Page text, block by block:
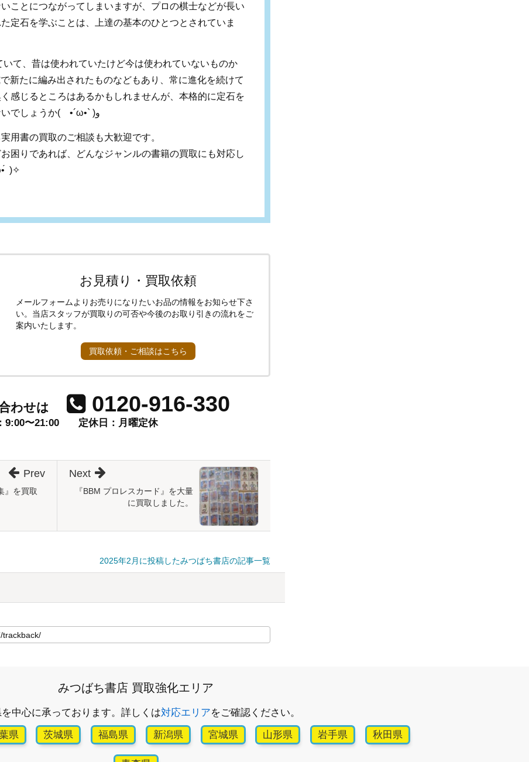
ことにつながってしまいますが、プロの棋士などが長い
定石を学ぶことは、上達の基本のひとつとされていま
て、昔は使われていたけど今は使われていないものか
新たに編み出されたものなどもあり、常に進化を続けて
感じるところはあるかもしれませんが、本格的に定石を
勉強する際の助けとなるのではないでしょうか( •´ω•` )ﻭ
用書の買取のご相談も大歓迎です。
困りであれば、どんなジャンルの書籍の買取にも対応し
)✧
お見積り・買取依頼
メールフォームよりお売りになりたいお品の情報をお知らせ下さ
い。当店スタッフが買取りの可否や今後のお取り引きの流れをご
案内いたします。
買取依頼・ご相談はこちら
わせは 0120-916-330
9:00〜21:00 定休日：月曜定休
『BBM プロレスカード』を大量
に買取しました。
Next
』を買取
Prev
2025年2月に投稿したみつばち書店の記事一覧
みつばち書店 買取強化エリア
中心に承っております。詳しくは対応エリアをご確認ください。
県 茨城県 福島県 新潟県 宮城県 山形県 岩手県 秋田県